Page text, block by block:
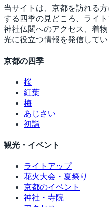
当サイトは、京都を訪れる
する四季の見どころ、ライ
神社仏閣へのアクセス、着
光に役立つ情報を発信してい
京都の四季
桜
紅葉
梅
あじさい
初詣
観光・イベント
ライトアップ
花火大会・夏祭り
京都のイベント
神社・寺院